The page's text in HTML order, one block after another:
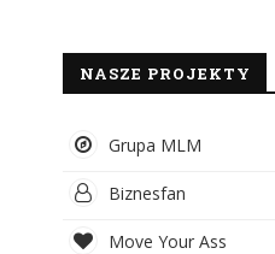
NASZE PROJEKTY
Grupa MLM
Biznesfan
Move Your Ass